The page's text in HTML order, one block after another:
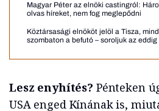
Magyar Péter az elnöki castingról:
olvas híreket, nem fog meglepődni
Köztársasági elnököt jelöl a Tisza,
szombaton a befutó – soroljuk az
Lesz enyhítés? Pénteken
USA enged Kínának is,